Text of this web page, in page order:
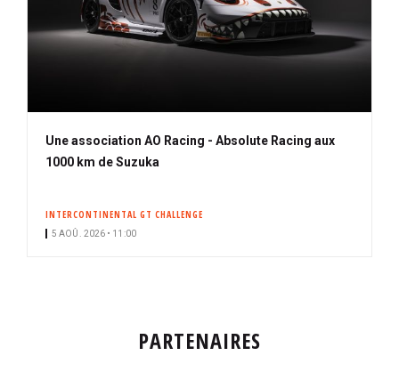
Une association AO Racing - Absolute Racing aux
1000 km de Suzuka
INTERCONTINENTAL GT CHALLENGE
5 AOÛ. 2026 • 11:00
PARTENAIRES